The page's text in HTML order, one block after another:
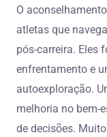
O
atletas que
pós-carreira. Eles
enfrentamento e
autoexploração.
melhoria no bem-
de decisões.